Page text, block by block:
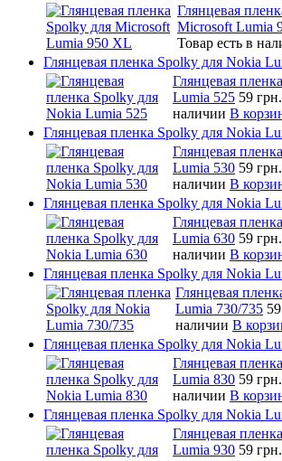
Глянцевая
Microsoft Lumia
Товар есть в
Глянцевая пленка Spolky для Nokia
Глянцевая
Lumia 525 59 грн.
наличии В
Глянцевая пленка Spolky для Nokia
Глянцевая
Lumia 530 59 грн.
наличии В
Глянцевая пленка Spolky для Nokia
Глянцевая
Lumia 630 59 грн.
наличии В
Глянцевая пленка Spolky для Nokia
Глянцевая
Lumia 730/735
наличии В
Глянцевая пленка Spolky для Nokia
Глянцевая
Lumia 830 59 грн.
наличии В
Глянцевая пленка Spolky для Nokia
Глянцевая
Lumia 930 59 грн.